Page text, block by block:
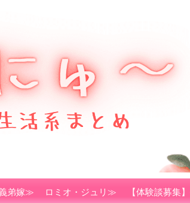
弟嫁≫ ロミオ・ジュリ≫ 【体験談募集